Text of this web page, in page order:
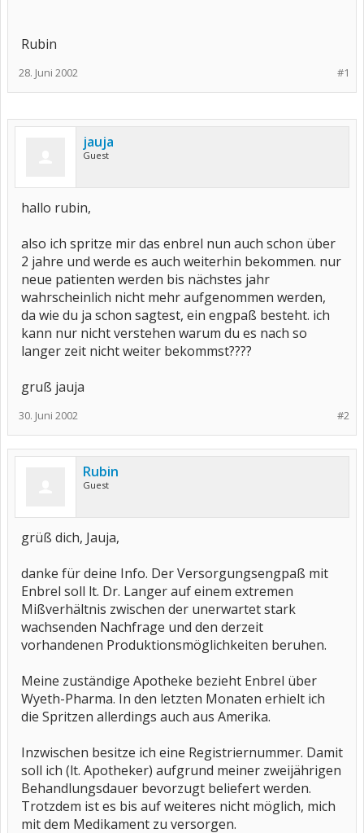
Rubin
#1
28. Juni 2002
jauja
Guest
hallo rubin,
also ich spritze mir das enbrel nun auch schon über
2 jahre und werde es auch weiterhin bekommen. nur
neue patienten werden bis nächstes jahr
wahrscheinlich nicht mehr aufgenommen werden,
da wie du ja schon sagtest, ein engpaß besteht. ich
kann nur nicht verstehen warum du es nach so
langer zeit nicht weiter bekommst????
gruß jauja
#2
30. Juni 2002
Rubin
Guest
grüß dich, Jauja,
danke für deine Info. Der Versorgungsengpaß mit
Enbrel soll lt. Dr. Langer auf einem extremen
Mißverhältnis zwischen der unerwartet stark
wachsenden Nachfrage und den derzeit
vorhandenen Produktionsmöglichkeiten beruhen.
Meine zuständige Apotheke bezieht Enbrel über
Wyeth-Pharma. In den letzten Monaten erhielt ich
die Spritzen allerdings auch aus Amerika.
Inzwischen besitze ich eine Registriernummer. Damit
soll ich (lt. Apotheker) aufgrund meiner zweijährigen
Behandlungsdauer bevorzugt beliefert werden.
Trotzdem ist es bis auf weiteres nicht möglich, mich
mit dem Medikament zu versorgen.